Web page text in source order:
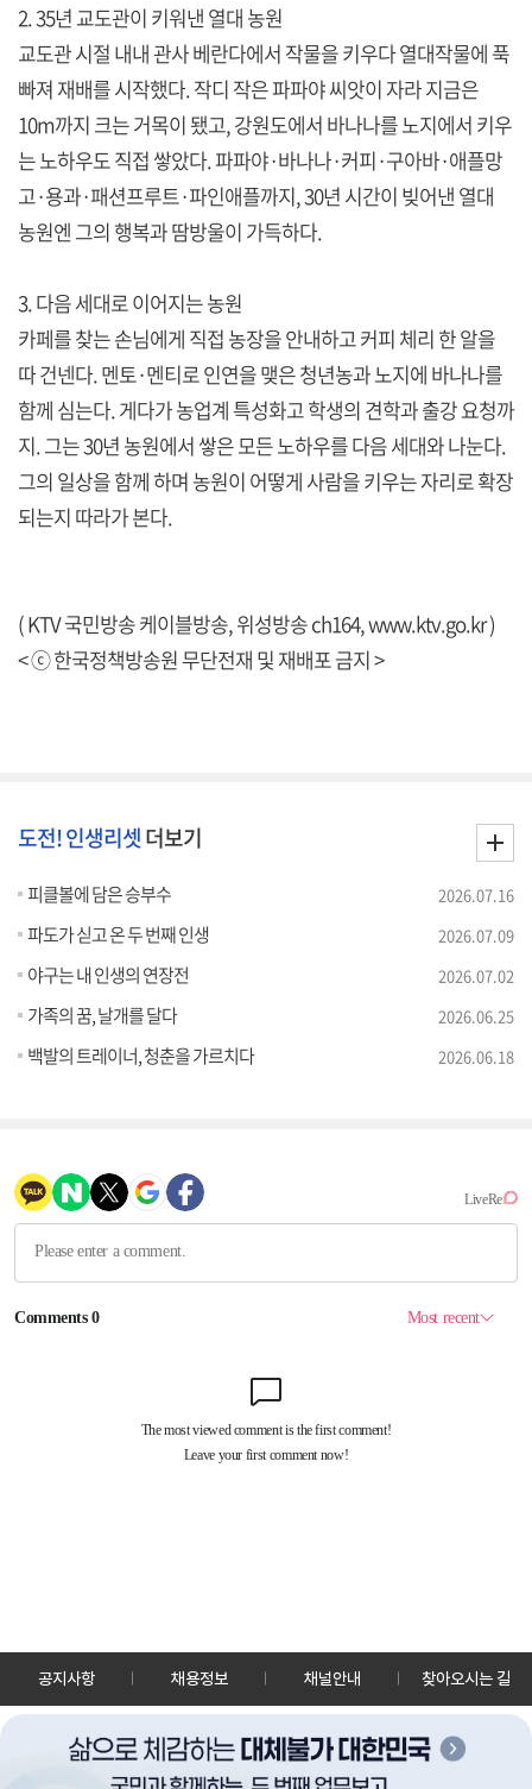
2. 35년 교도관이 키워낸 열대 농원
교도관 시절 내내 관사 베란다에서 작물을 키우다 열대작물에 푹
빠져 재배를 시작했다. 작디 작은 파파야 씨앗이 자라 지금은
10m까지 크는 거목이 됐고, 강원도에서 바나나를 노지에서 키우
는 노하우도 직접 쌓았다. 파파야·바나나·커피·구아바·애플망
고·용과·패션프루트·파인애플까지, 30년 시간이 빚어낸 열대
농원엔 그의 행복과 땀방울이 가득하다.
3. 다음 세대로 이어지는 농원
카페를 찾는 손님에게 직접 농장을 안내하고 커피 체리 한 알을
따 건넨다. 멘토·멘티로 인연을 맺은 청년농과 노지에 바나나를
함께 심는다. 게다가 농업계 특성화고 학생의 견학과 출강 요청까
지. 그는 30년 농원에서 쌓은 모든 노하우를 다음 세대와 나눈다.
그의 일상을 함께 하며 농원이 어떻게 사람을 키우는 자리로 확장
되는지 따라가 본다.
( KTV 국민방송 케이블방송, 위성방송 ch164,www.ktv.go.kr)
< ⓒ 한국정책방송원 무단전재 및 재배포 금지 >
도전! 인생리셋더보기
피클볼에 담은 승부수 2026.07.16
파도가 싣고 온 두 번째 인생 2026.07.09
야구는 내 인생의 연장전 2026.07.02
가족의 꿈, 날개를 달다 2026.06.25
백발의 트레이너, 청춘을 가르치다 2026.06.18
공지사항 채용정보 채널안내 찾아오시는 길
30128 세종특별자치시 정부2청사로 13 한국정책방송원 KTV
TEL: 044-204-8000
Copyrightⓒ KTV 국민방송 All Rights Reserved.